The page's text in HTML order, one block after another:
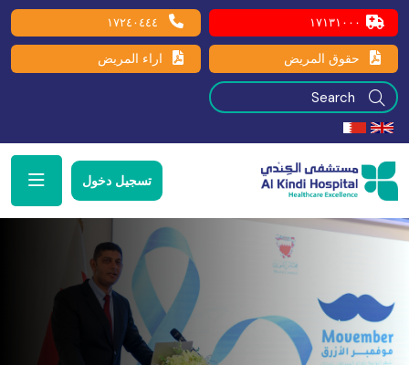
١٧١٣١٠٠٠ ١٧٢٤٠٤٤٤
حقوق المريض اراء المريض
تسجيل دخول